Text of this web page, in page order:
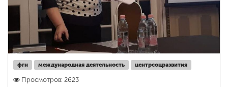
фгн международная деятельность центрсоцразвития
Просмотров: 2623